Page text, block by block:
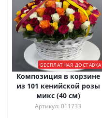
БЕСПЛАТНАЯ ДОСТАВКА
Композиция в корзине
из 101 кенийской розы
микс (40 см)
Артикул: 011733